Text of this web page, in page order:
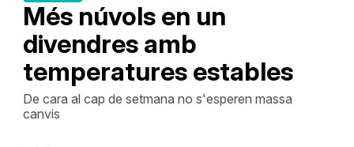
Més núvols en un
divendres amb
temperatures estables
De cara al cap de setmana no s'esperen massa
canvis